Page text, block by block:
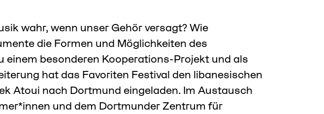
wahr, wenn unser Gehör versagt? Wie
die Formen und Möglichkeiten des
einem besonderen Kooperations-Projekt und als
hat das Favoriten Festival den libanesischen
Atoui nach Dortmund eingeladen. Im Austausch
und dem Dortmunder Zentrum für